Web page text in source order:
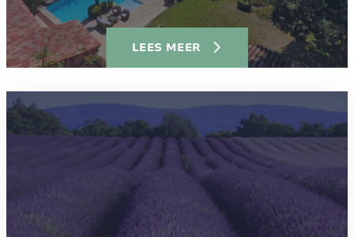
LEES MEER